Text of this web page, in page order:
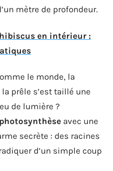
mètre de profondeur.
en intérieur :
le monde, la
la prêle s’est taillé une
de lumière ?
photosynthèse avec une
secrète : des racines
d’un simple coup